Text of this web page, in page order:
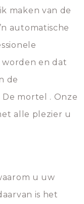
maken van de
automatische
en dat
de
mortel . Onze
alle plezier u
u uw
is het